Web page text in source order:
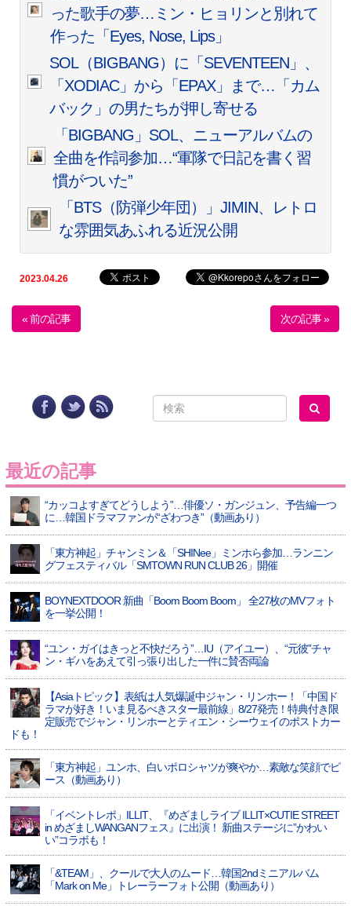
った歌手の夢…ミン・ヒョリンと別れて
作った「Eyes, Nose, Lips」
SOL（BIGBANG）に「SEVENTEEN」、
「XODIAC」から「EPAX」まで…「カム
バック」の男たちが押し寄せる
「BIGBANG」SOL、ニューアルバムの
全曲を作詞参加…“軍隊で日記を書く習
慣がついた”
「BTS（防弾少年団）」JIMIN、レトロ
な雰囲気あふれる近況公開
2023.04.26
« 前の記事 次の記事 »
最近の記事
“カッコよすぎてどうしよう”…俳優ソ・ガンジュン、予告編一つ
に…韓国ドラマファンが“ざわつき”（動画あり）
「東方神起」チャンミン＆「SHINee」ミンホら参加…ランニン
グフェスティバル「SMTOWN RUN CLUB 26」開催
BOYNEXTDOOR 新曲「Boom Boom Boom」 全27枚のMVフォト
を一挙公開！
“ユン・ガイはきっと不快だろう”…IU（アイユー）、“元彼”チャ
ン・ギハをあえて引っ張り出した一件に賛否両論
【Asiaトピック】表紙は人気爆誕中ジャン・リンホー！「中国ド
ラマが好き！いま見るべきスター最前線」8/27発売！特典付き限
定販売でジャン・リンホーとティエン・シーウェイのポストカー
ドも！
「東方神起」ユンホ、白いポロシャツが爽やか…素敵な笑顔でピ
ース（動画あり）
「イベントレポ」ILLIT、『めざましライブ ILLIT×CUTIE STREET
in めざましWANGANフェス』に出演！ 新曲ステージに”かわい
い”コラボも！
「&TEAM」、クールで大人のムード…韓国2ndミニアルバム
「Mark on Me」トレーラーフォト公開（動画あり）